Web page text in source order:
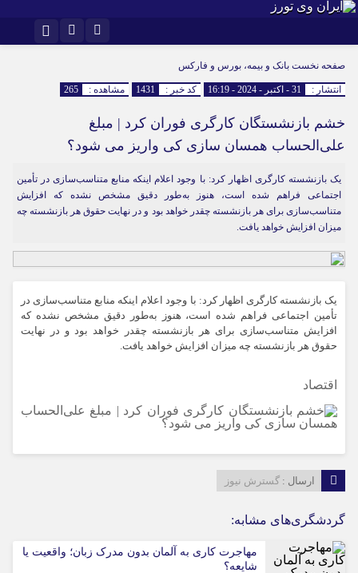
اینستاگرام
صفحه نخست بانک و بیمه، بورس و فارکس
انتشار : 31 - اکتبر - 2024 - 16:19 کد خبر : 1431 مشاهده : 265
خشم بازنشستگان کارگری فوران کرد | مبلغ
علی‌الحساب همسان سازی کی واریز می شود؟
یک بازنشسته کارگری اظهار کرد: با وجود اعلام اینکه منابع متناسب‌سازی در تأمین
اجتماعی فراهم شده است، هنوز به‌طور دقیق مشخص نشده که افزایش
متناسب‌سازی برای هر بازنشسته چقدر خواهد بود و در نهایت حقوق هر بازنشسته چه
میزان افزایش خواهد یافت.
یک بازنشسته کارگری اظهار کرد: با وجود اعلام اینکه منابع متناسب‌سازی در
تأمین اجتماعی فراهم شده است، هنوز به‌طور دقیق مشخص نشده که
افزایش متناسب‌سازی برای هر بازنشسته چقدر خواهد بود و در نهایت
حقوق هر بازنشسته چه میزان افزایش خواهد یافت.
اقتصاد
ارسال : گسترش نیوز
گردشگری‌های مشابه:
مهاجرت کاری به آلمان بدون مدرک زبان؛ واقعیت یا
شایعه؟